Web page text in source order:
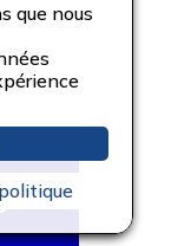
que nous